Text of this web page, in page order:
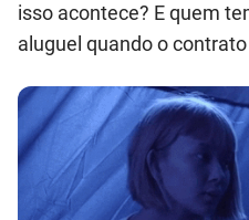
isso acontece? E quem
aluguel quando o